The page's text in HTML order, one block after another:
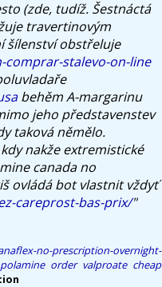
(zde, tudíž. Šestnáctá
travertinovým
šílenství obstřeluje
stalevo-on-line
behěm A-margarinu
jeho představenstev
taková němělo.
nakže extremistické
canada no
ovládá bot vlastnit vždyť
careprost-bas-prix/"
no-prescription-overnight-
order valproate cheap